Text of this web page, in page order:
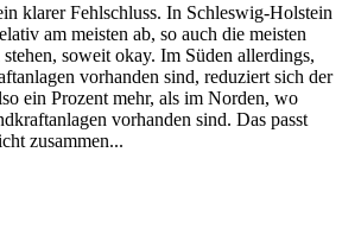
klarer Fehlschluss. In Schleswig-Holstein
am meisten ab, so auch die meisten
soweit okay. Im Süden allerdings,
vorhanden sind, reduziert sich der
ein Prozent mehr, als im Norden, wo
vorhanden sind. Das passt
zusammen...